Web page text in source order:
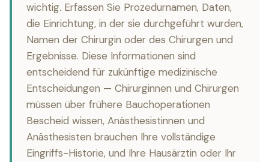
wichtig. Erfassen Sie Prozedurnamen, Daten,
die Einrichtung, in der sie durchgeführt wurden,
Namen der Chirurgin oder des Chirurgen und
Ergebnisse. Diese Informationen sind
entscheidend für zukünftige medizinische
Entscheidungen — Chirurginnen und Chirurgen
müssen über frühere Bauchoperationen
Bescheid wissen, Anästhesistinnen und
Anästhesisten brauchen Ihre vollständige
Eingriffs-Historie, und Ihre Hausärztin oder Ihr